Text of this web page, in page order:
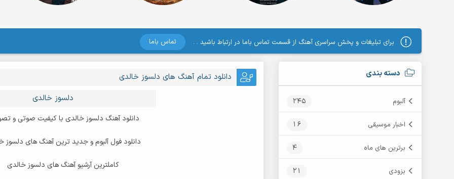
برای تبلیغات و پخش سراسری آهنگ از قسمت تماس باما در ارتباط باشید . . تماس باما
دسته بندی
آلبوم 245
اخبار موسیقی 16
برترین های ماه 4
بزودی 21
دانلود تمام آهنگ های دلسوز خالدی
دلسوز خالدی
دانلود آهنگ دلسوز خالدی با کیفیت صوتی و
دانلود فول آلبوم و جدید ترین آهنگ های دلسوز
کاملترین آرشیو آهنگ های دلسوز خالدی